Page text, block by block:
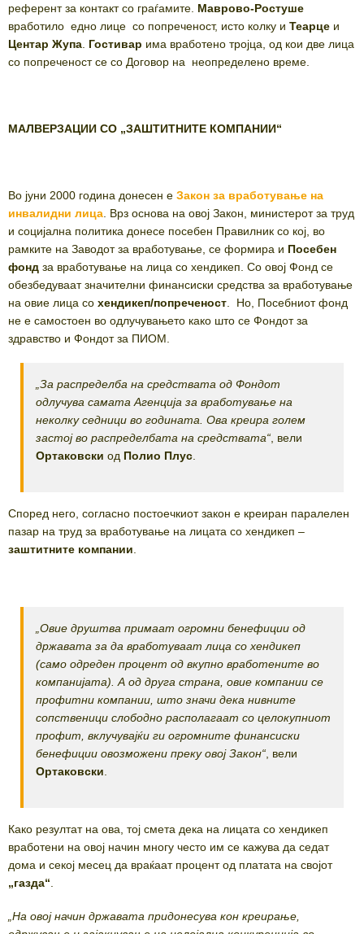
референт за контакт со граѓамите. Маврово-Ростуше
вработило едно лице со попреченост, исто колку и Теарце и
Центар Жупа Гостивар има вработено тројца, од кои две лица
со попреченост се со Договор на неопределено време.
МАЛВЕРЗАЦИИ СО „ЗАШТИТНИТЕ КОМПАНИИ“
Во јуни 2000 година донесен е Закон за вработување на
инвалидни лица . Врз основа на овој Закон, министерот за труд
и социјална политика донесе посебен Правилник со кој, во
рамките на Заводот за вработување, се формира и Посебен
фонд за вработување на лица со хендикеп. Со овој Фонд се
обезбедуваат значителни финансиски средства за вработување
на овие лица со хендикеп/попреченост . Но, Посебниот фонд
не е самостоен во одлучувањето како што се Фондот за
здравство и Фондот за ПИОМ.
„За распределба на средствата од Фондот
одлучува самата Агенција за вработување на
неколку седници во годината. Ова креира голем
застој во распределбата на средствата“ , вели
Ортаковски од Полио Плус
Според него, согласно постоечкиот закон е креиран паралелен
пазар на труд за вработување на лицата со хендикеп –
заштитните компании
„Овие друштва примаат огромни бенефиции од
државата за да вработуваат лица со хендикеп
(само одреден процент од вкупно вработените во
компанијата). А од друга страна, овие компании се
профитни компании, што значи дека нивните
сопственици слободно располагаат со целокупниот
профит, вклучувајќи ги огромните финансиски
бенефиции овозможени преку овој Закон“ , вели
Ортаковски
Како резултат на ова, тој смета дека на лицата со хендикеп
вработени на овој начин многу често им се кажува да седат
дома и секој месец да враќаат процент од платата на својот
„газда“
„На овој начин државата придонесува кон креирање,